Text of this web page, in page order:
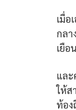
เมื่อ
กล
เยือ
และ
ให้ส
ท้อง